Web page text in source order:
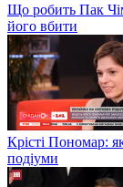
Що робить Пак
його вбити
Крісті Пономар:
подіуми